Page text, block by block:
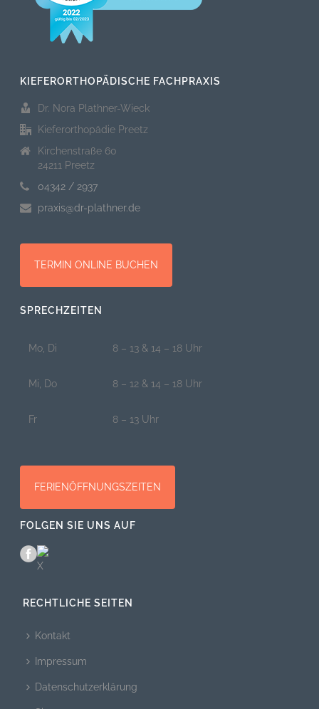
KIEFERORTHOPÄDISCHE FACHPRAXIS
Dr. Nora Plathner-Wieck
Kieferorthopädie Preetz
Kirchenstraße 60
24211 Preetz
04342 / 2937
praxis@dr-plathner.de
TERMIN ONLINE BUCHEN
SPRECHZEITEN
Mo, Di 8 – 13 & 14 – 18 Uhr
Mi, Do 8 – 12 & 14 – 18 Uhr
Fr 8 – 13 Uhr
FERIENÖFFNUNGSZEITEN
FOLGEN SIE UNS AUF
RECHTLICHE SEITEN
Kontakt
Impressum
Datenschutzerklärung